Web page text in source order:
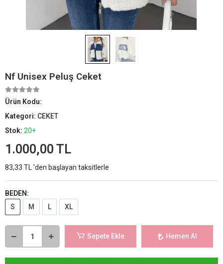
Nf Unisex Peluş Ceket
Ürün Kodu:
Kategori: CEKET
Stok: 20+
1.000,00 TL
83,33 TL 'den başlayan taksitlerle
BEDEN:
S
M L XL
Sepete Ekle Hemen Al